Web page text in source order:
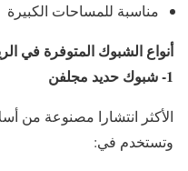
مناسبة للمساحات الكبيرة
أنواع الشبوك المتوفرة في
1- شبوك حديد مجلفن
الأكثر انتشارا مصنوعة من
وتستخدم في: